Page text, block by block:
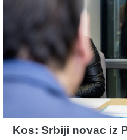
Kos: Srbiji novac iz